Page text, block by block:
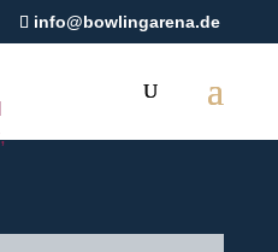
info@bowlingarena.de